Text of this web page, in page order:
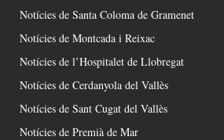
Notícies de Santa Coloma de Gramenet
Notícies de Montcada i Reixac
Notícies de l’Hospitalet de Llobregat
Notícies de Cerdanyola del Vallès
Notícies de Sant Cugat del Vallès
Notícies de Premià de Mar